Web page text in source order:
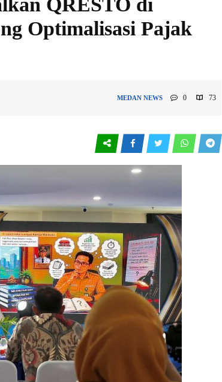
QRESTO di
Optimalisasi Pajak
MEDAN NEWS 0 73